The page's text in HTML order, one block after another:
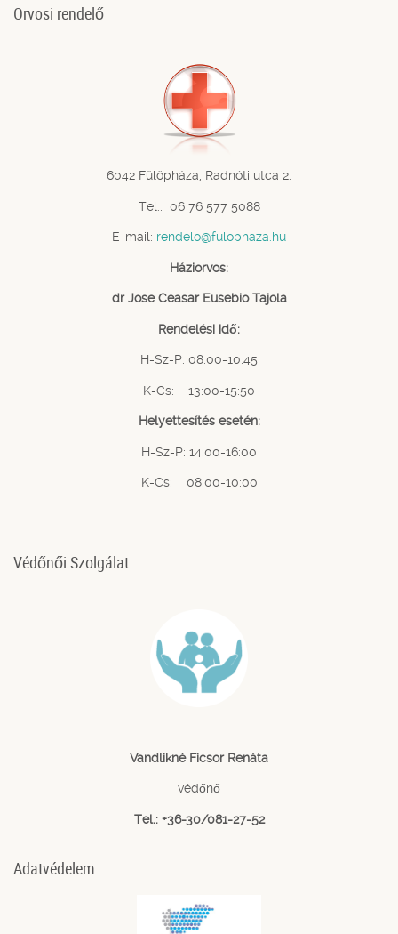
Orvosi rendelő
6042 Fülöpháza, Radnóti utca 2.
Tel.: 06 76 577 5088
E-mail: rendelo@fulophaza.hu
Háziorvos:
dr Jose Ceasar Eusebio Tajola
Rendelési idő:
H-Sz-P: 08:00-10:45
K-Cs: 13:00-15:50
Helyettesítés esetén:
H-Sz-P: 14:00-16:00
K-Cs: 08:00-10:00
Védőnői Szolgálat
Vandlikné Ficsor Renáta
védőnő
Tel.: +36-30/081-27-52
Adatvédelem